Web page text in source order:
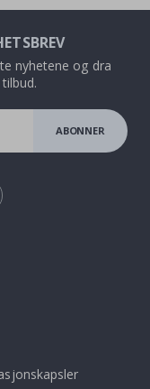
nyhetene og dra
ABONNER